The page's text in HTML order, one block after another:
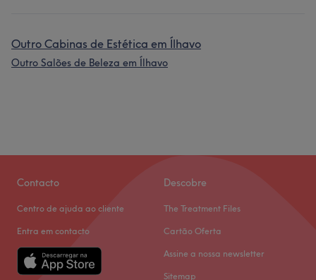
Outro Cabinas de Estética em Ílhavo
Outro Salões de Beleza em Ílhavo
Contacto
Centro de ajuda ao cliente
Entra em contacto
Descobre
The Treatment Files
Cartão Oferta
Assine a nossa newsletter
Sitemap